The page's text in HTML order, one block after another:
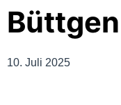
Büttgen
10. Juli 2025